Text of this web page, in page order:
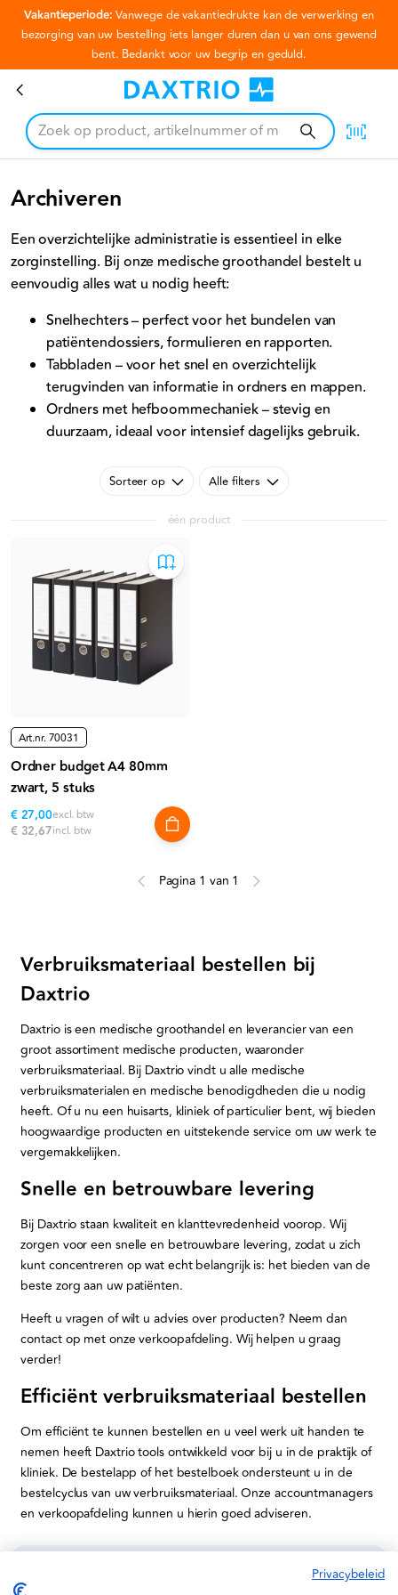
Ga naar hoofdinhoud
Vakantieperiode: Vanwege de vakantiedrukte kan de verwerking en
bezorging van uw bestelling iets langer duren dan u van ons gewend
bent. Bedankt voor uw begrip en geduld.
Archiveren
Archiveren
Een overzichtelijke administratie is essentieel in elke
zorginstelling. Bij onze medische groothandel bestelt u
eenvoudig alles wat u nodig heeft:
Snelhechters – perfect voor het bundelen van
patiëntendossiers, formulieren en rapporten.
Tabbladen – voor het snel en overzichtelijk
terugvinden van informatie in ordners en mappen.
Ordners met hefboommechaniek – stevig en
duurzaam, ideaal voor intensief dagelijks gebruik.
Sorteer op Alle filters
één product
Art.nr.70031
Ordner budget A4 80mm
zwart, 5 stuks
€ 27,00excl. btw
€ 32,67incl. btw
Pagina 1 van 1
Verbruiksmateriaal bestellen bij
Daxtrio
Daxtrio is een medische groothandel en leverancier van een
groot assortiment medische producten, waaronder
verbruiksmateriaal. Bij Daxtrio vindt u alle medische
verbruiksmaterialen en medische benodigdheden die u nodig
heeft. Of u nu een huisarts, kliniek of particulier bent, wij bieden
hoogwaardige producten en uitstekende service om uw werk te
vergemakkelijken.
Snelle en betrouwbare levering
Bij Daxtrio staan kwaliteit en klanttevredenheid voorop. Wij
zorgen voor een snelle en betrouwbare levering, zodat u zich
kunt concentreren op wat echt belangrijk is: het bieden van de
beste zorg aan uw patiënten.
Heeft u vragen of wilt u advies over producten? Neem dan
contact op met onze verkoopafdeling. Wij helpen u graag
verder!
Efficiënt verbruiksmateriaal bestellen
Om efficiënt te kunnen bestellen en u veel werk uit handen te
nemen heeft Daxtrio tools ontwikkeld voor bij u in de praktijk of
kliniek. De bestelapp of het bestelboek ondersteunt u in de
bestelcyclus van uw verbruiksmateriaal. Onze accountmanagers
en verkoopafdeling kunnen u hierin goed adviseren.
Privacybeleid